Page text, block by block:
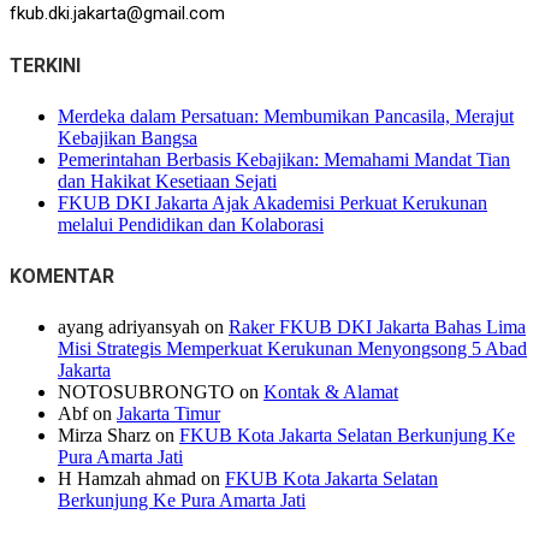
fkub.dki.jakarta@gmail.com
TERKINI
Merdeka dalam Persatuan: Membumikan Pancasila, Merajut
Kebajikan Bangsa
Pemerintahan Berbasis Kebajikan: Memahami Mandat Tian
dan Hakikat Kesetiaan Sejati
FKUB DKI Jakarta Ajak Akademisi Perkuat Kerukunan
melalui Pendidikan dan Kolaborasi
KOMENTAR
ayang adriyansyah on Raker FKUB DKI Jakarta Bahas Lima
Misi Strategis Memperkuat Kerukunan Menyongsong 5 Abad
Jakarta
NOTOSUBRONGTO on Kontak & Alamat
Abfon Jakarta Timur
Mirza Sharz on FKUB Kota Jakarta Selatan Berkunjung Ke
Pura Amarta Jati
H Hamzah ahmad on FKUB Kota Jakarta Selatan
Berkunjung Ke Pura Amarta Jati